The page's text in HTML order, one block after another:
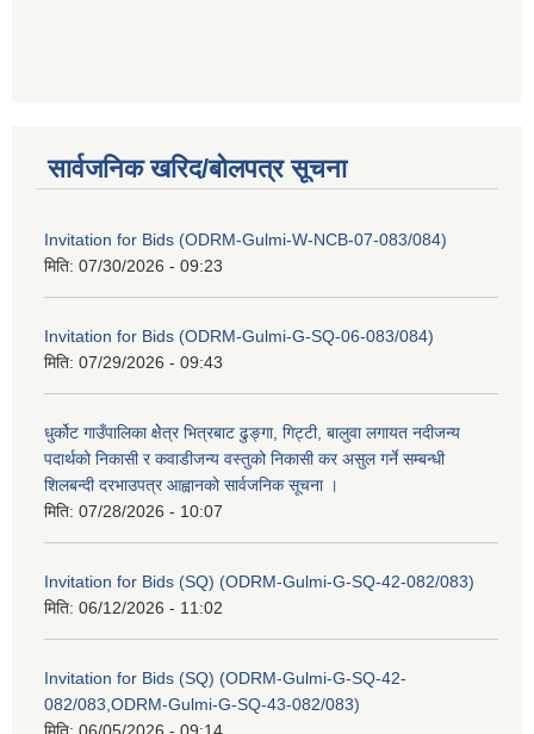
सार्वजनिक खरिद/बोलपत्र सूचना
Invitation for Bids (ODRM-Gulmi-W-NCB-07-083/084)
मिति: 07/30/2026 - 09:23
Invitation for Bids (ODRM-Gulmi-G-SQ-06-083/084)
मिति: 07/29/2026 - 09:43
धुर्कोट गाउँपालिका क्षेेत्र भित्रबाट ढुङ्गा, गिट्टी, बालुवा लगायत नदीजन्य
पदार्थको निकासी र कवाडीजन्य वस्तुको निकासी कर असुल गर्ने सम्बन्धी
शिलबन्दी दरभाउपत्र आह्वानको सार्वजनिक सूचना ।
मिति: 07/28/2026 - 10:07
Invitation for Bids (SQ) (ODRM-Gulmi-G-SQ-42-082/083)
मिति: 06/12/2026 - 11:02
Invitation for Bids (SQ) (ODRM-Gulmi-G-SQ-42-
082/083,ODRM-Gulmi-G-SQ-43-082/083)